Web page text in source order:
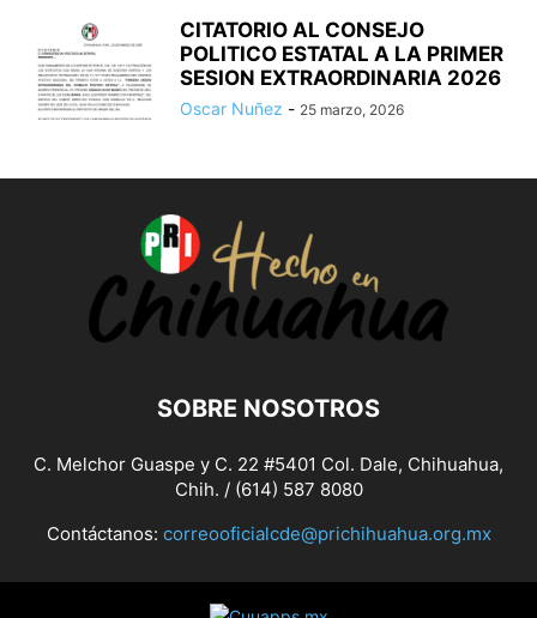
CITATORIO AL CONSEJO
POLITICO ESTATAL A LA PRIMER
SESION EXTRAORDINARIA 2026
Oscar Nuñez - 25 marzo, 2026
SOBRE NOSOTROS
C. Melchor Guaspe y C. 22 #5401 Col. Dale, Chihuahua,
Chih. / (614) 587 8080
Contáctanos: correooficialcde@prichihuahua.org.mx